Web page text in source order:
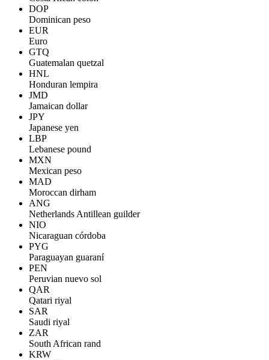
DOP
Dominican peso
EUR
Euro
GTQ
Guatemalan quetzal
HNL
Honduran lempira
JMD
Jamaican dollar
JPY
Japanese yen
LBP
Lebanese pound
MXN
Mexican peso
MAD
Moroccan dirham
ANG
Netherlands Antillean guilder
NIO
Nicaraguan córdoba
PYG
Paraguayan guaraní
PEN
Peruvian nuevo sol
QAR
Qatari riyal
SAR
Saudi riyal
ZAR
South African rand
KRW